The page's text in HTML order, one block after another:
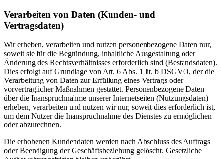
Verarbeiten von Daten (Kunden- und
Vertragsdaten)
Wir erheben, verarbeiten und nutzen personenbezogene Daten nur,
soweit sie für die Begründung, inhaltliche Ausgestaltung oder
Änderung des Rechtsverhältnisses erforderlich sind (Bestandsdaten).
Dies erfolgt auf Grundlage von Art. 6 Abs. 1 lit. b DSGVO, der die
Verarbeitung von Daten zur Erfüllung eines Vertrags oder
vorvertraglicher Maßnahmen gestattet. Personenbezogene Daten
über die Inanspruchnahme unserer Internetseiten (Nutzungsdaten)
erheben, verarbeiten und nutzen wir nur, soweit dies erforderlich ist,
um dem Nutzer die Inanspruchnahme des Dienstes zu ermöglichen
oder abzurechnen.
Die erhobenen Kundendaten werden nach Abschluss des Auftrags
oder Beendigung der Geschäftsbeziehung gelöscht. Gesetzliche